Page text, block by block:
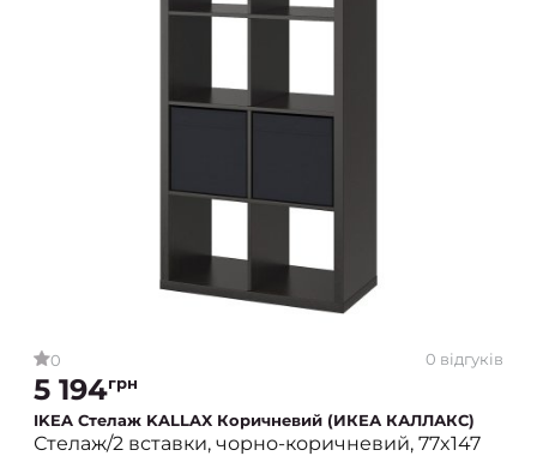
0 0 відгуків
5 194грн
IKEA Стелаж KALLAX Коричневий (ИКЕА КАЛЛАКС)
Стелаж/2 вставки, чорно-коричневий, 77x147